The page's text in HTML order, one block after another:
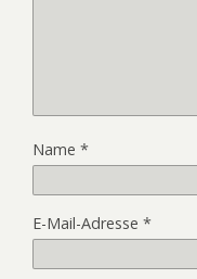
Name *
E-Mail-Adresse *